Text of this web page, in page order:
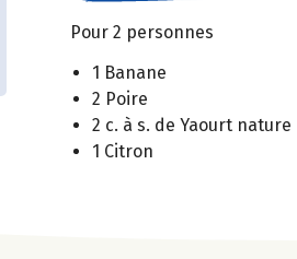
Pour 2 personnes
1 Banane
2 Poire
2 c. à s. de Yaourt nature
1 Citron